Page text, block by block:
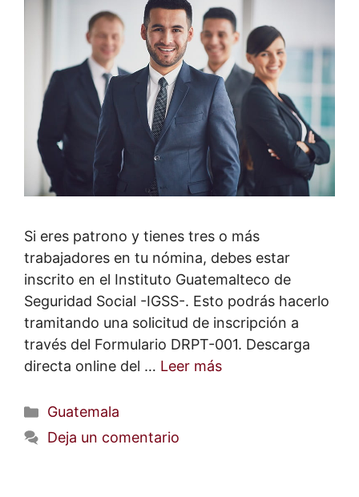
Si eres patrono y tienes tres o más
trabajadores en tu nómina, debes estar
inscrito en el Instituto Guatemalteco de
Seguridad Social -IGSS-. Esto podrás hacerlo
tramitando una solicitud de inscripción a
través del Formulario DRPT-001. Descarga
directa online del … Leer más
Categorías
Guatemala
Deja un comentario